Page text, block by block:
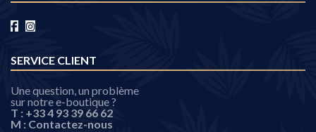
SERVICE CLIENT
Une question, un problème
sur notre e-boutique ?
T : +33 4 93 39 66 62
M : Contactez-nous